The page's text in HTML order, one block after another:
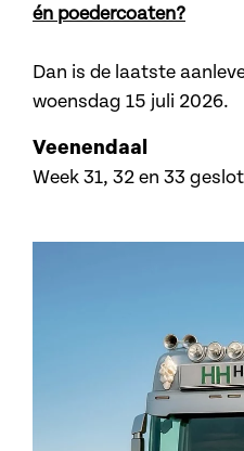
én poedercoaten?
Dan is de laatste
woensdag 15 juli 2026.
Veenendaal
Week 31, 32 en 33